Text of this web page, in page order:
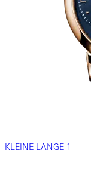
KLEINE LANGE 1